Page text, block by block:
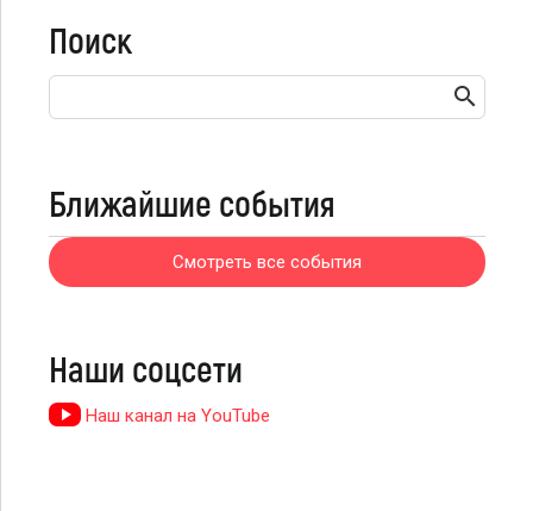
Поиск
Ближайшие события
Смотреть все события
Наши соцсети
Наш канал на YouTube